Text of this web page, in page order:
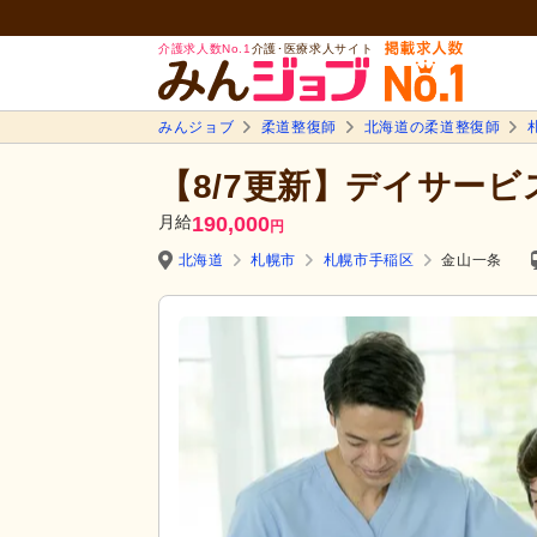
介護求人数No.1 介護･医療求人サイト
みんジョブ 柔道整復師 北海道の柔道整復師
【8/7更新】デイサー
月給190,000円
北海道
札幌市 札幌市手稲区 金山一条